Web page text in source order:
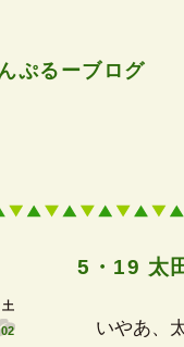
ぷるーブログ
土
02
5・19 太
いやあ、